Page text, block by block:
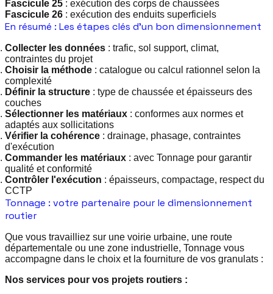
Fascicule 25 : exécution des corps de chaussées
Fascicule 26 : exécution des enduits superficiels
En résumé : Les étapes clés d'un bon dimensionnement
Collecter les données : trafic, sol support, climat,
contraintes du projet
Choisir la méthode : catalogue ou calcul rationnel selon la
complexité
Définir la structure : type de chaussée et épaisseurs des
couches
Sélectionner les matériaux : conformes aux normes et
adaptés aux sollicitations
Vérifier la cohérence : drainage, phasage, contraintes
d'exécution
Commander les matériaux : avec Tonnage pour garantir
qualité et conformité
Contrôler l'exécution : épaisseurs, compactage, respect du
CCTP
Tonnage : votre partenaire pour le dimensionnement
routier
Que vous travailliez sur une voirie urbaine, une route
départementale ou une zone industrielle, Tonnage vous
accompagne dans le choix et la fourniture de vos granulats :
Nos services pour vos projets routiers :